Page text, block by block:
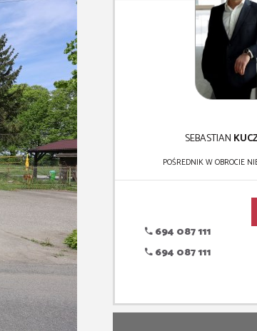
SEBASTIAN
POŚREDNIK W OBROCIE
694 087 111
694 087 111